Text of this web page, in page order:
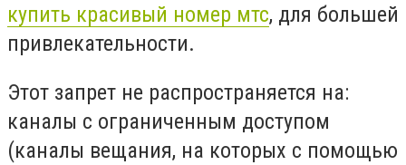
купить красивый номер мтс, для большей
привлекательности.
Этот запрет не распространяется на:
каналы с ограниченным доступом
(каналы вещания, на которых с помощью